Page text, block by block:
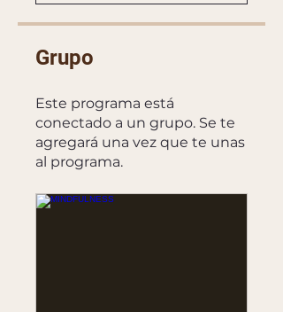
Grupo
Este programa está
conectado a un grupo. Se te
agregará una vez que te unas
al programa.